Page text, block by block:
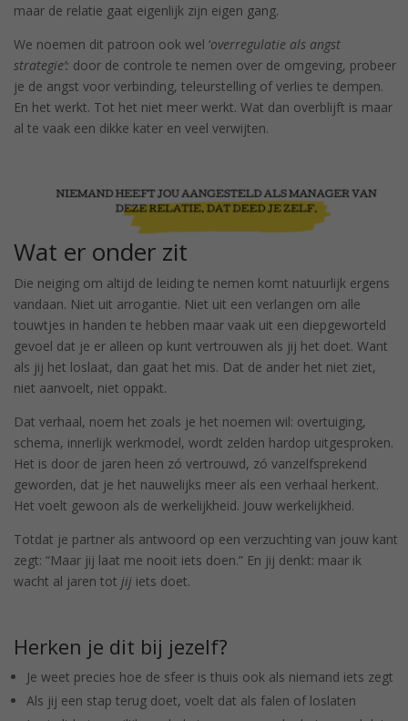
maar de relatie gaat eigenlijk zijn eigen gang.
We noemen dit patroon ook wel ‘overregulatie als angst
strategie’: door de controle te nemen over de omgeving, probeer
je de angst voor verbinding, teleurstelling of verlies te dempen.
En het werkt. Tot het niet meer werkt. Wat dan overblijft is maar
al te vaak een dikke kater en veel verwijten.
Wat er onder zit
Die neiging om altijd de leiding te nemen komt natuurlijk ergens
vandaan. Niet uit arrogantie. Niet uit een verlangen om alle
touwtjes in handen te hebben maar vaak uit een diepgeworteld
gevoel dat je er alleen op kunt vertrouwen als jij het doet. Want
als jij het loslaat, dan gaat het mis. Dat de ander het niet ziet,
niet aanvoelt, niet oppakt.
Dat verhaal, noem het zoals je het noemen wil: overtuiging,
schema, innerlijk werkmodel, wordt zelden hardop uitgesproken.
Het is door de jaren heen zó vertrouwd, zó vanzelfsprekend
geworden, dat je het nauwelijks meer als een verhaal herkent.
Het voelt gewoon als de werkelijkheid. Jouw werkelijkheid.
Totdat je partner als antwoord op een verzuchting van jouw kant
zegt: “Maar jij laat me nooit iets doen.” En jij denkt: maar ik
wacht al jaren tot jij iets doet.
Herken je dit bij jezelf?
Je weet precies hoe de sfeer is thuis ook als niemand iets zegt
Als jij een stap terug doet, voelt dat als falen of loslaten